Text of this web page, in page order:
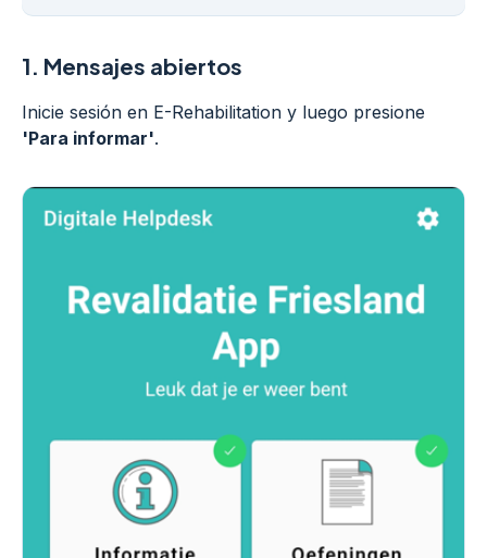
1. Mensajes abiertos
Inicie sesión en E-Rehabilitation y luego presione
'Para informar'.